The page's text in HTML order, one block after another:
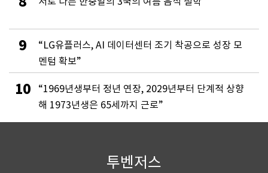
9
“LG유플러스, AI 데이터센터 조기 착공으로 성장 모
멘텀 확보”
10
“1969년생부터 정년 연장, 2029년부터 단계적 상향
해 1973년생은 65세까지 근로”
투벤저스